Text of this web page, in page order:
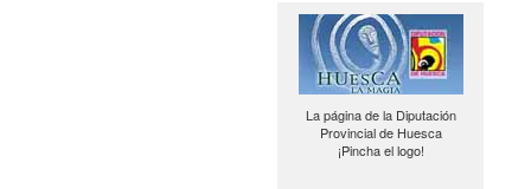
La página de la Diputación
Provincial de Huesca
¡Pincha el logo!